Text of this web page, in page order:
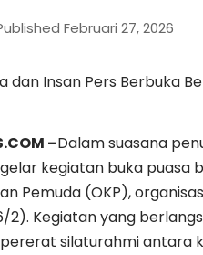
Februari 27, 2026
–Dalam suasana
kegiatan buka puasa
Pemuda (OKP),
2). Kegiatan yang
silaturahmi antara